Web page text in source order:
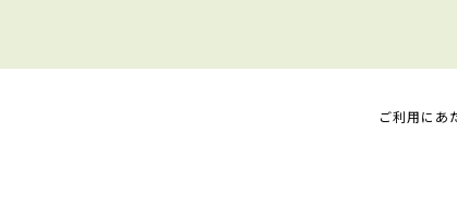
ご利用にあ